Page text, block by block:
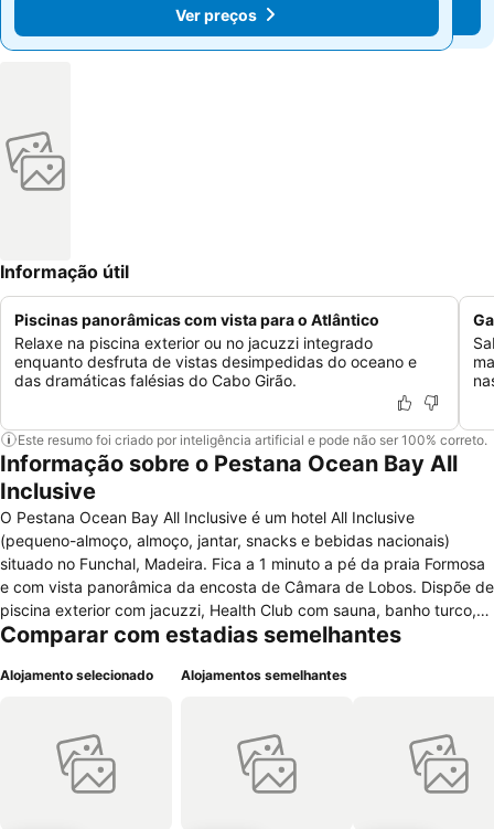
Ver preços
Ver preços
Informação útil
Piscinas panorâmicas com vista para o Atlântico
Relaxe na piscina exterior ou no jacuzzi integrado
enquanto desfruta de vistas desimpedidas do oceano e
das dramáticas falésias do Cabo Girão.
Este resumo foi criado por inteligência artificial e pode não ser 100% correto.
Informação sobre o Pestana Ocean Bay All
Inclusive
O Pestana Ocean Bay All Inclusive é um hotel All Inclusive
(pequeno-almoço, almoço, jantar, snacks e bebidas nacionais)
situado no Funchal, Madeira. Fica a 1 minuto a pé da praia Formosa
e com vista panorâmica da encosta de Câmara de Lobos. Dispõe de
piscina exterior com jacuzzi, Health Club com sauna, banho turco,
ginásio e sala de jogos e um parque infantil. Para tomar as suas
dos transferes gratuitos para o centro do Funchal. Todos os quartos
Comparar com estadias semelhantes
Alojamento selecionado Alojamentos semelhantes